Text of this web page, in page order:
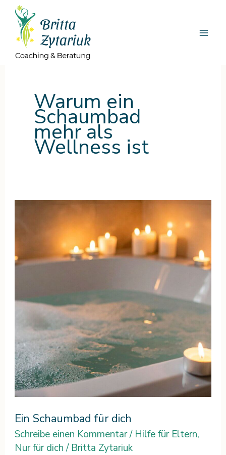
Zum
Inhalt
springen
Warum ein
Schaumbad
mehr als
Wellness ist
Ein Schaumbad für dich
Schreibe einen Kommentar/ Hilfe für Eltern,
Nur für dich/ Britta Zytariuk
Schaumbad
für
dich